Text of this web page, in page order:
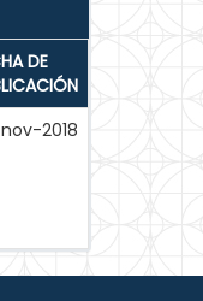
DE
nov-2018